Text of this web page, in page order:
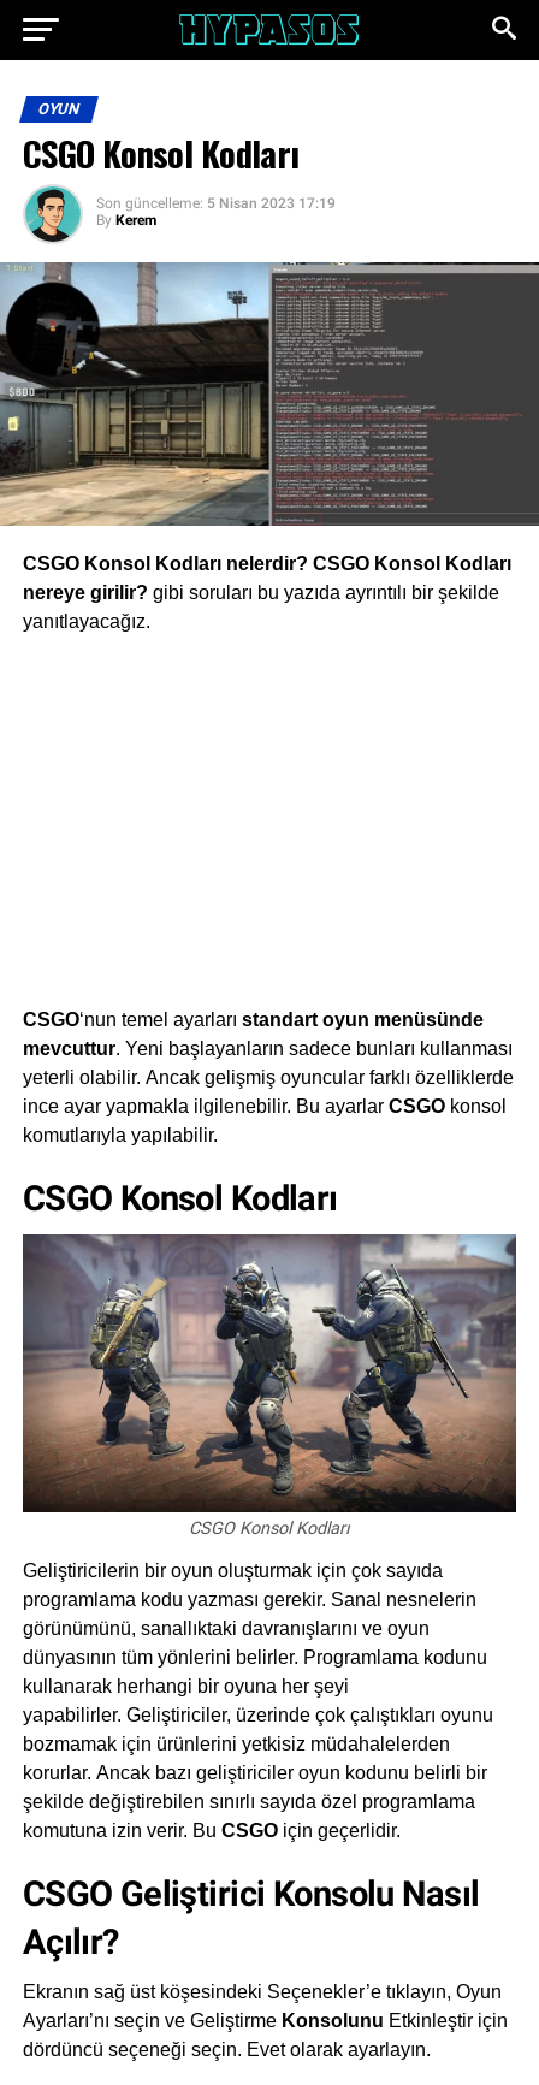
OYUN
CSGO Konsol Kodları
Son güncelleme: 5 Nisan 2023 17:19
By Kerem
CSGO Konsol Kodları nelerdir? CSGO Konsol Kodları
nereye girilir? gibi soruları bu yazıda ayrıntılı bir şekilde
yanıtlayacağız.
CSGO‘nun temel ayarları standart oyun menüsünde
mevcuttur. Yeni başlayanların sadece bunları kullanması
yeterli olabilir. Ancak gelişmiş oyuncular farklı özelliklerde
ince ayar yapmakla ilgilenebilir. Bu ayarlar CSGO konsol
komutlarıyla yapılabilir.
CSGO Konsol Kodları
CSGO Konsol Kodları
Geliştiricilerin bir oyun oluşturmak için çok sayıda
programlama kodu yazması gerekir. Sanal nesnelerin
görünümünü, sanallıktaki davranışlarını ve oyun
dünyasının tüm yönlerini belirler. Programlama kodunu
kullanarak herhangi bir oyuna her şeyi
yapabilirler. Geliştiriciler, üzerinde çok çalıştıkları oyunu
bozmamak için ürünlerini yetkisiz müdahalelerden
korurlar. Ancak bazı geliştiriciler oyun kodunu belirli bir
şekilde değiştirebilen sınırlı sayıda özel programlama
komutuna izin verir. Bu CSGOiçin geçerlidir.
CSGO Geliştirici Konsolu Nasıl
Açılır?
Ekranın sağ üst köşesindeki Seçenekler’e tıklayın, Oyun
Ayarları’nı seçin ve Geliştirme Konsolunu Etkinleştir için
dördüncü seçeneği seçin. Evet olarak ayarlayın.